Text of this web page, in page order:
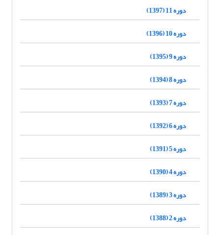
دوره 11 (1397)
دوره 10 (1396)
دوره 9 (1395)
دوره 8 (1394)
دوره 7 (1393)
دوره 6 (1392)
دوره 5 (1391)
دوره 4 (1390)
دوره 3 (1389)
دوره 2 (1388)